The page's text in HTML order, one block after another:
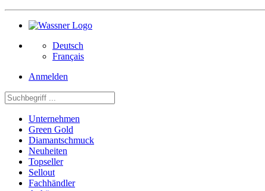
Deutsch
Français
Anmelden
Unternehmen
Green Gold
Diamantschmuck
Neuheiten
Topseller
Sellout
Fachhändler